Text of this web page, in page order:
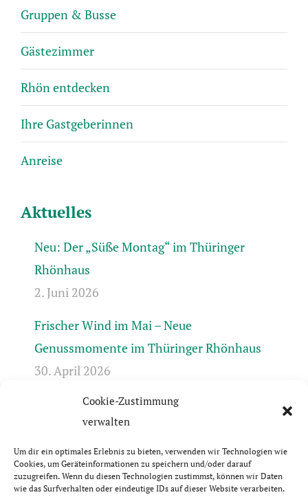
Cookie-Zustimmung
verwalten
Um dir ein optimales Erlebnis zu bieten, verwenden wir Technologien wie
Cookies, um Geräteinformationen zu speichern und/oder darauf
zuzugreifen. Wenn du diesen Technologien zustimmst, können wir Daten
wie das Surfverhalten oder eindeutige IDs auf dieser Website verarbeiten.
Gruppen & Busse
Gästezimmer
Rhön entdecken
Ihre Gastgeberinnen
Anreise
Aktuelles
Neu: Der „Süße Montag“ im Thüringer
Rhönhaus
2. Juni 2026
Frischer Wind im Mai – Neue
Genussmomente im Thüringer Rhönhaus
30. April 2026
Frühlingserwachen in der Rhön +++ Bis 17.4.
geschlossen +++ April-Öffnungszeiten +++
31. März 2026